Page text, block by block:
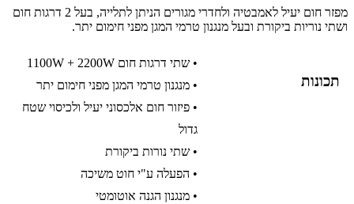
מפזר חום יעיל לאמבטיה ולחדרי מגורים הניתן לתלייה, בעל 2 דרגות חום
ושתי נוריות ביקורת ובעל מנגנון טרמי המגן מפני חימום יתר.
תכונות
• שתי דרגות חום 1100W + 2200W
• מנגנון טרמי המגן מפני חימום יתר
• פיזור חום אלכסוני יעיל ולכיסוי שטח
גדול
• שתי נורות ביקורת
• הפעלה ע"י חוט משיכה
• מנגנון הגנה אוטומטי